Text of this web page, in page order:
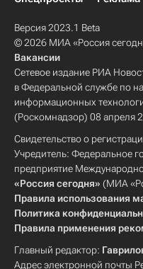
Версия 2023.1 Beta
© 2026 МИА «Россия
Вакансии
Сетевое издание РИА
в Федеральной службе по
информационных
(Роскомнадзор) 08 апреля
Свидетельство о
Учредитель: Федеральное
предприятие
«Россия сегодня» (МИА
Правила использования
Политика
Правила применения
Главный редактор:
Адрес электронной почты